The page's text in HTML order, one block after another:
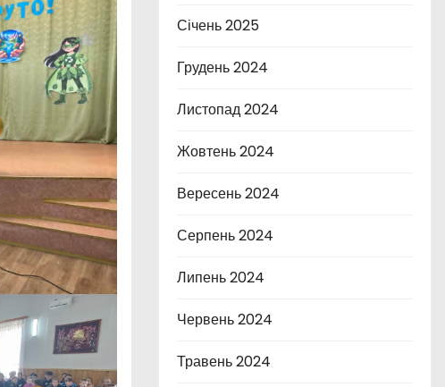
Січень 2025
Грудень 2024
Листопад 2024
Жовтень 2024
Вересень 2024
Серпень 2024
Липень 2024
Червень 2024
Травень 2024